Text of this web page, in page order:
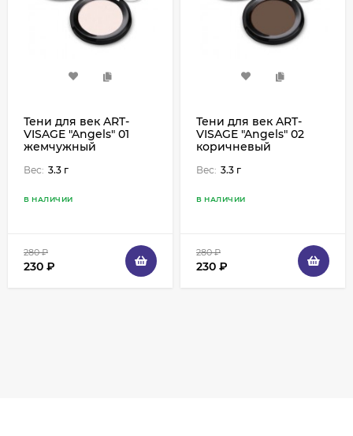
Тени для век ART-
VISAGE "Angels" 01
жемчужный
Вес: 3.3 г
В НАЛИЧИИ
280₽
230 ₽
Тени для век ART-
VISAGE "Angels" 02
коричневый
Вес: 3.3 г
В НАЛИЧИИ
280₽
230 ₽